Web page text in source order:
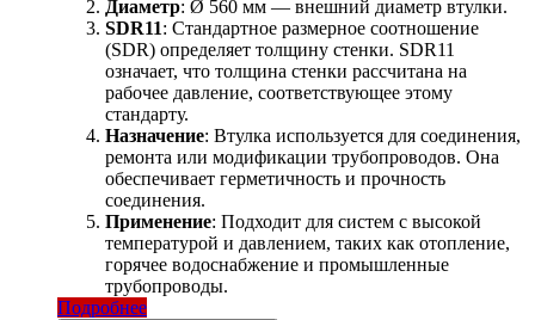
Диаметр: Ø 560 мм — внешний диаметр втулки.
SDR11: Стандартное размерное соотношение
(SDR) определяет толщину стенки. SDR11
означает, что толщина стенки рассчитана на
рабочее давление, соответствующее этому
стандарту.
Назначение: Втулка используется для соединения,
ремонта или модификации трубопроводов. Она
обеспечивает герметичность и прочность
соединения.
Применение: Подходит для систем с высокой
температурой и давлением, таких как отопление,
горячее водоснабжение и промышленные
трубопроводы.
Подробнее